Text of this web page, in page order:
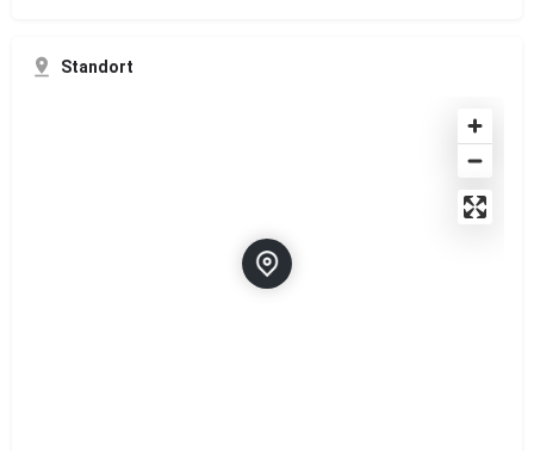
Standort